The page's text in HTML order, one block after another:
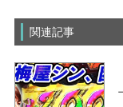
関連記事